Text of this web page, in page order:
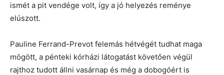
ismét a pit vendége volt, így a jó helyezés reménye
elúszott.
Pauline Ferrand-Prevot felemás hétvégét tudhat maga
mögött, a pénteki kórházi látogatást követően végül
rajthoz tudott állni vasárnap és még a dobogóért is